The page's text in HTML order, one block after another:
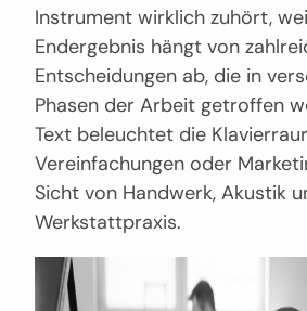
Instrument wirklich zuhört,
Endergebnis hängt von
Entscheidungen ab, die in
Phasen der Arbeit getroffen
Text beleuchtet die
Vereinfachungen oder
Sicht von Handwerk, Akustik
Werkstattpraxis.